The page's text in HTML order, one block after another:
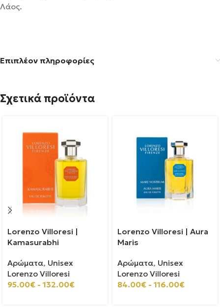
Λάος.
Επιπλέον πληροφορίες
Σχετικά προϊόντα
Lorenzo Villoresi |
Kamasurabhi
Αρώματα, Unisex
Lorenzo Villoresi
95.00€ - 132.00€
Lorenzo Villoresi | Aura
Maris
Αρώματα, Unisex
Lorenzo Villoresi
84.00€ - 116.00€